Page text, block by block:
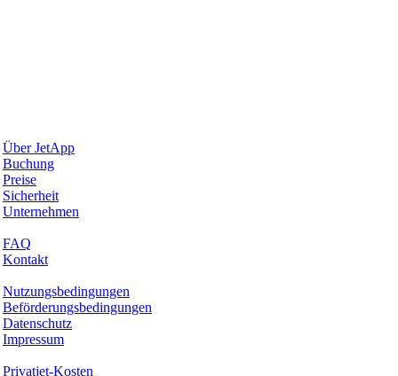
Über JetApp
Buchung
Preise
Sicherheit
Unternehmen
FAQ
Kontakt
Nutzungsbedingungen
Beförderungsbedingungen
Datenschutz
Impressum
Privatjet-Kosten